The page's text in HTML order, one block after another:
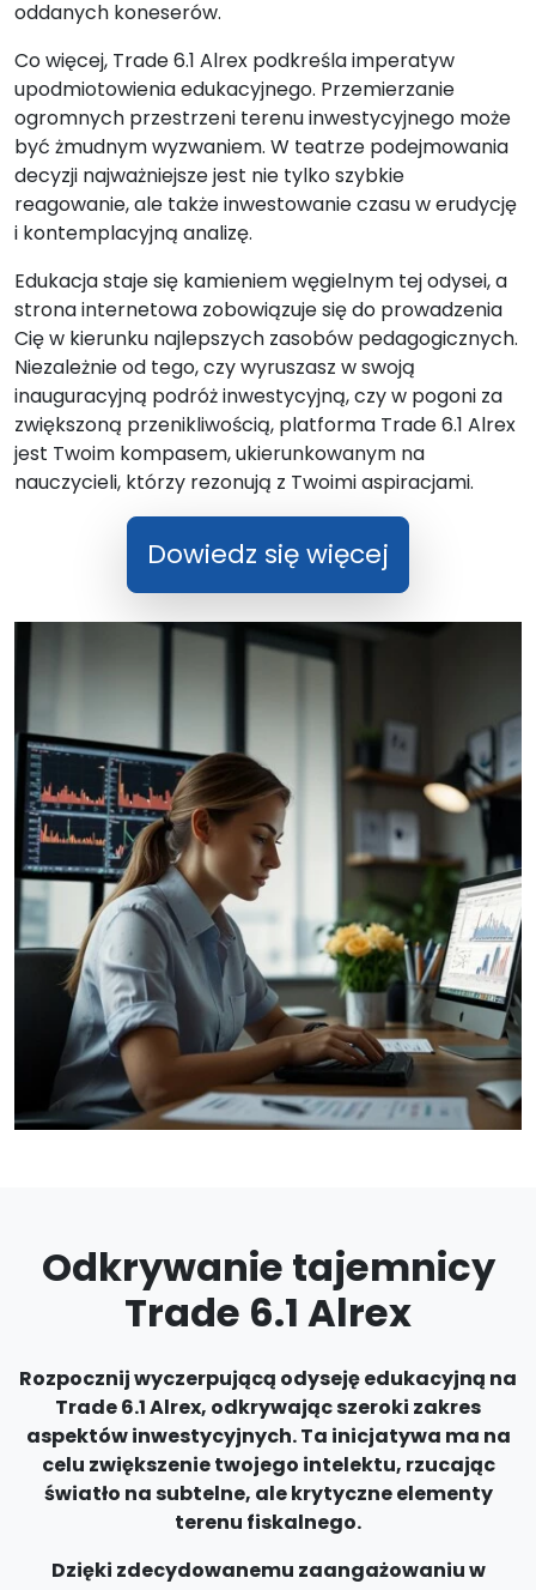
oddanych koneserów.
Co więcej, Trade 6.1 Alrex podkreśla imperatyw
upodmiotowienia edukacyjnego. Przemierzanie
ogromnych przestrzeni terenu inwestycyjnego może
być żmudnym wyzwaniem. W teatrze podejmowania
decyzji najważniejsze jest nie tylko szybkie
reagowanie, ale także inwestowanie czasu w erudycję
i kontemplacyjną analizę.
Edukacja staje się kamieniem węgielnym tej odysei, a
strona internetowa zobowiązuje się do prowadzenia
Cię w kierunku najlepszych zasobów pedagogicznych.
Niezależnie od tego, czy wyruszasz w swoją
inauguracyjną podróż inwestycyjną, czy w pogoni za
zwiększoną przenikliwością, platforma Trade 6.1 Alrex
jest Twoim kompasem, ukierunkowanym na
nauczycieli, którzy rezonują z Twoimi aspiracjami.
Dowiedz się więcej
Odkrywanie tajemnicy
Trade 6.1 Alrex
Rozpocznij wyczerpującą odyseję edukacyjną na
Trade 6.1 Alrex, odkrywając szeroki zakres
aspektów inwestycyjnych. Ta inicjatywa ma na
celu zwiększenie twojego intelektu, rzucając
światło na subtelne, ale krytyczne elementy
terenu fiskalnego.
Dzięki zdecydowanemu zaangażowaniu w